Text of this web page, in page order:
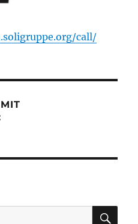
call/